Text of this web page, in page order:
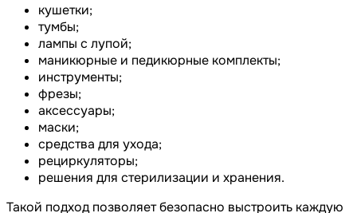
кушетки;
тумбы;
лампы с лупой;
маникюрные и педикюрные комплекты;
инструменты;
фрезы;
аксессуары;
маски;
средства для ухода;
рециркуляторы;
решения для стерилизации и хранения.
Такой подход позволяет безопасно выстроить каждую